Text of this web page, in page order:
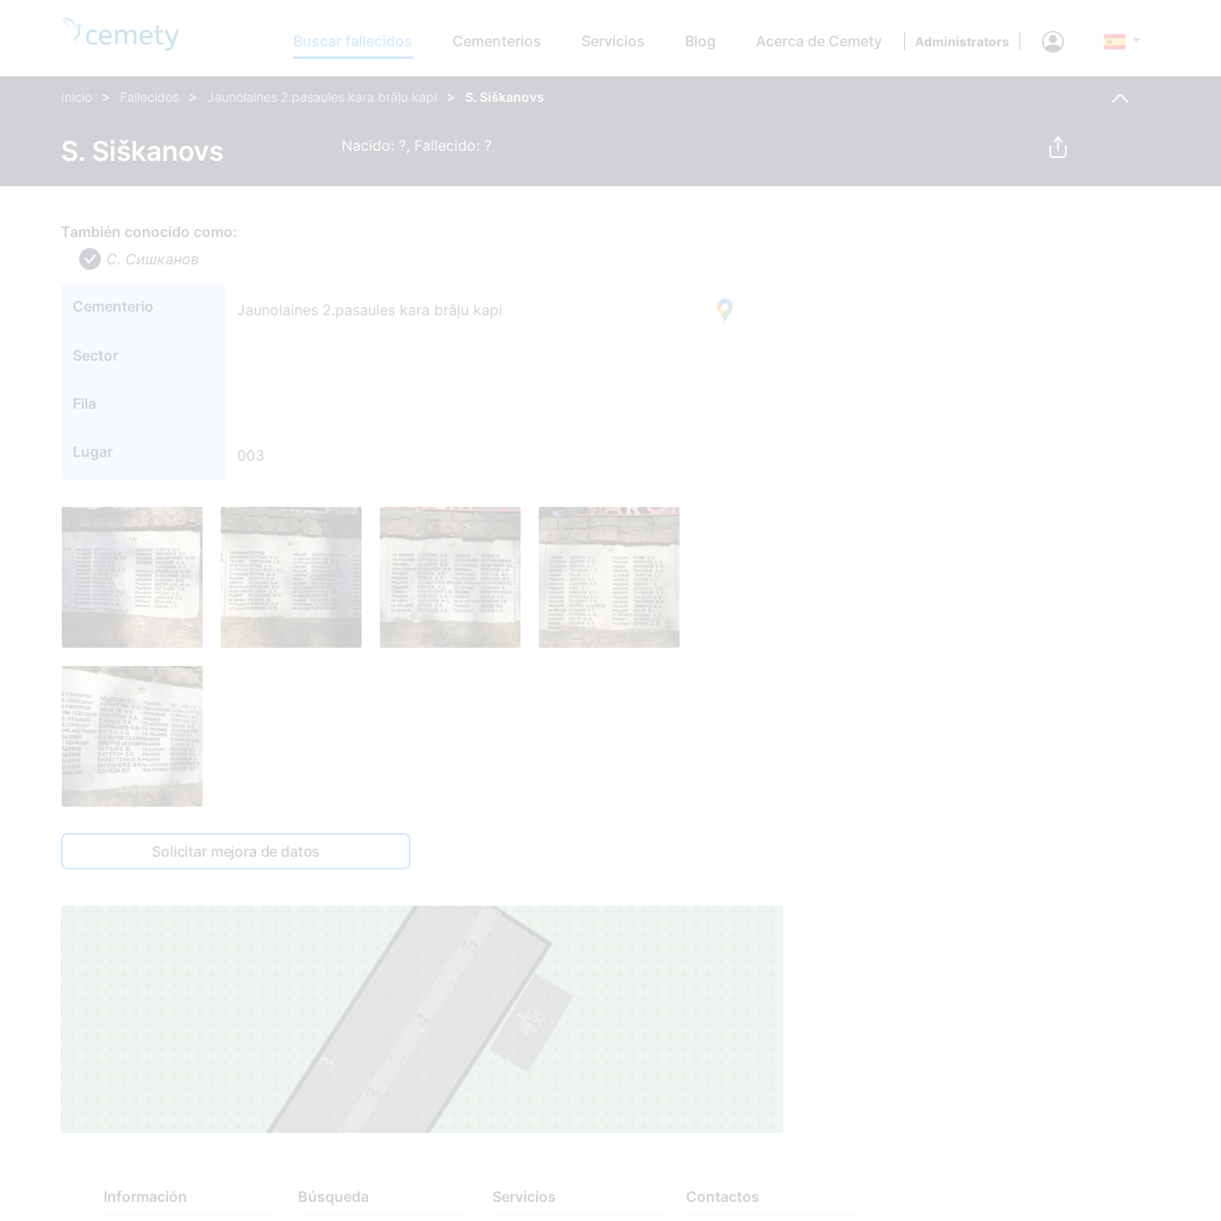
Buscar fallecidos Cementerios Servicios Blog Acerca de Cemety Administrators
Inicio > Fallecidos > Jaunolaines 2.pasaules kara brāļu kapi > S. Siškanovs
S. Siškanovs Nacido: ?, Fallecido: ?
También conocido como:
С. Сишканов
Cementerio Jaunolaines 2.pasaules kara brāļu kapi
Sector
Fila
Lugar 003
Solicitar mejora de datos
3
Información Búsqueda Servicios Contactos